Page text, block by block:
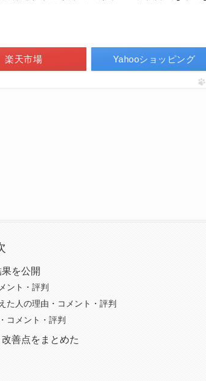
楽天市場 Yahooショッピング
を公開
ント・評判
た人の理由・コメント・評判
コメント・評判
善点をまとめた